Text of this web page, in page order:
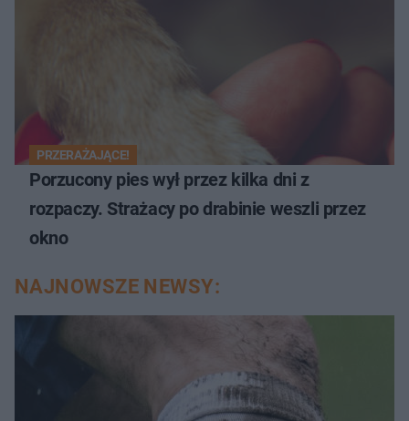
PRZERAŻAJĄCE!
Porzucony pies wył przez kilka dni z
rozpaczy. Strażacy po drabinie weszli przez
okno
NAJNOWSZE NEWSY: